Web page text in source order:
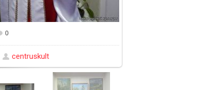
1600x1200
0
centruskult